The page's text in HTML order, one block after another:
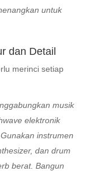
untuk
dan Detail
merinci setiap
musik
elektronik
instrumen
dan drum
berat. Bangun